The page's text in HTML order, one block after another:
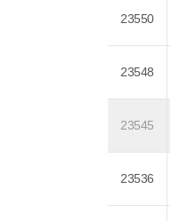
23550
23548
23545
23536